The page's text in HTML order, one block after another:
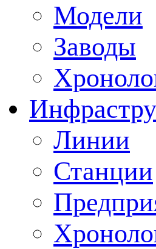
Модели
Заводы
Линии
Станции